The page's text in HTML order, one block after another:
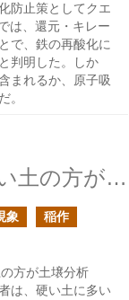
防止策としてクエ
は、還元・キレー
で、鉄の再酸化に
判明した。しか
まれるか、原子吸
。
土壌分析の腐植の測定で硬い土の方が腐植量が多かったのは何故だろう？
象 稲作
方が土壌分析
は、硬い土に多い